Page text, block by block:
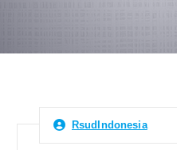
RsudIndonesia